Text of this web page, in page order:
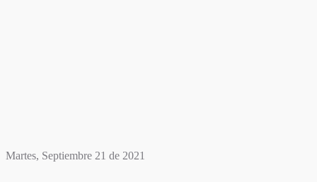
Martes, Septiembre 21 de 2021